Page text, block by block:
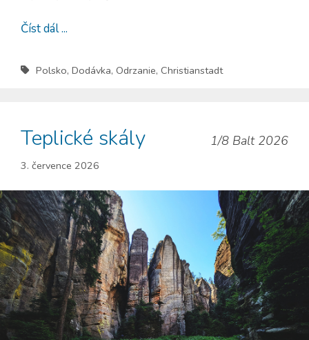
Číst dál ...
Polsko, Dodávka, Odrzanie, Christianstadt
Teplické skály 1/8 Balt 2026
3. července 2026